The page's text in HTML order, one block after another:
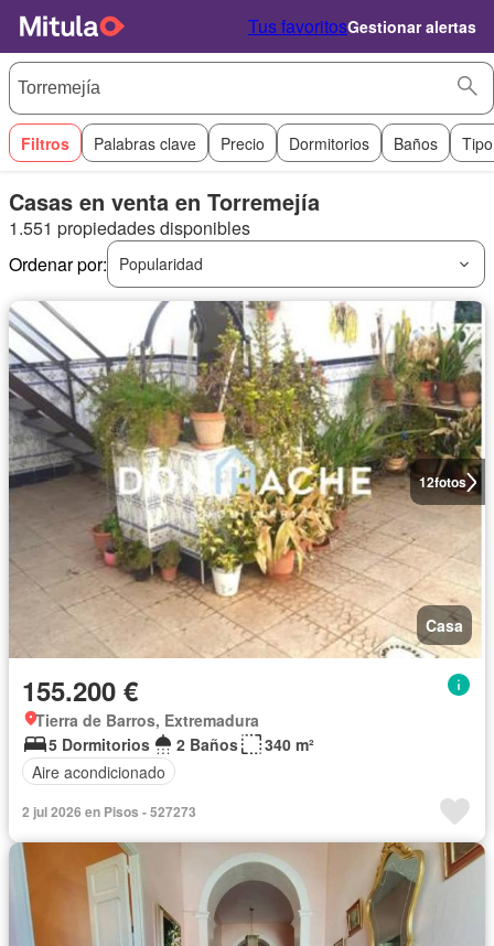
Tus favoritosGestionar alertas
Filtros Palabras clave Precio Dormitorios Baños
Casas en venta en Torremejía
1.551 propiedades disponibles
Ordenar por:
Popularidad
12fotos
Casa
155.200 €
Tierra de Barros, Extremadura
5 Dormitorios
2 Baños
340 m²
Aire acondicionado
2 jul 2026 en Pisos - 527273